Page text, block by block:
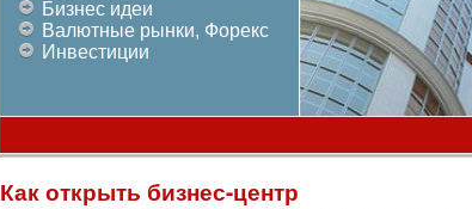
Бизнес идеи
Валютные рынки, Форекс
Инвестиции
Как открыть бизнес-центр